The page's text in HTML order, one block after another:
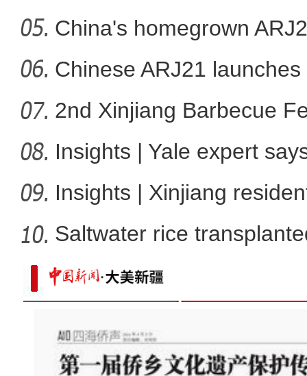
新疆：万名学子走沙漠
2024年中亚青少年创客营在
China's homegrown
Chinese ARJ21
2nd Xinjiang Barbecue
Insights | Yale expert
Insights | Xinjiang
Saltwater rice